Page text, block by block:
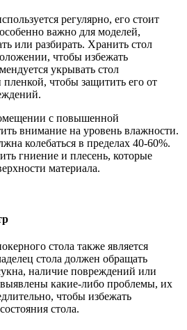
регулярно, его стоит
важно для моделей,
или разбирать. Хранить стол
чтобы избежать
укрывать стол
чтобы защитить его от
с повышенной
внимание на уровень влажности.
колебаться в пределах 40-60%.
гниение и плесень, которые
материала.
стола также является
стола должен обращать
наличие повреждений или
выявлены какие-либо проблемы, их
чтобы избежать
стола.